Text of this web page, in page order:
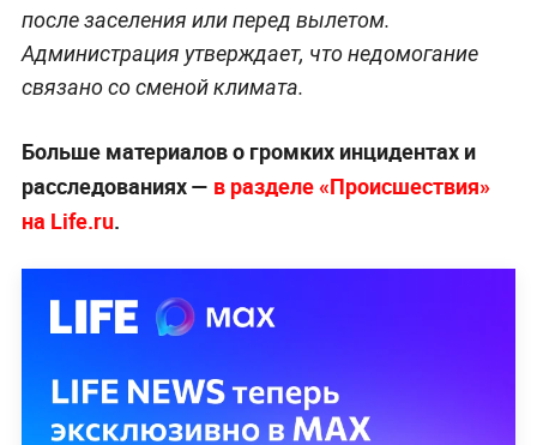
после заселения или перед вылетом.
Администрация утверждает, что недомогание
связано со сменой климата.
Больше материалов о громких инцидентах и
расследованиях — в разделе «Происшествия»
на Life.ru.